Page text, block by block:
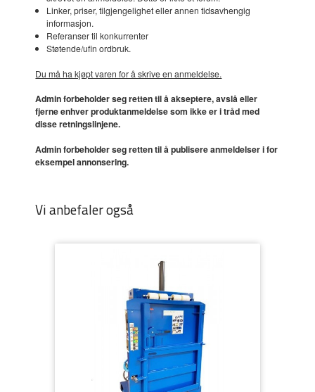
Linker, priser, tilgjengelighet eller annen tidsavhengig
informasjon.
Referanser til konkurrenter
Støtende/ufin ordbruk.
Du må ha kjøpt varen for å skrive en anmeldelse.
Admin forbeholder seg retten til å akseptere, avslå eller
fjerne enhver produktanmeldelse som ikke er i tråd med
disse retningslinjene.
Admin forbeholder seg retten til å publisere anmeldelser i for
eksempel annonsering.
Vi anbefaler også